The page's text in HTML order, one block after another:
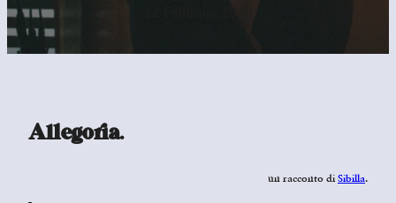
Allegoria.
un racconto di Sibilla.